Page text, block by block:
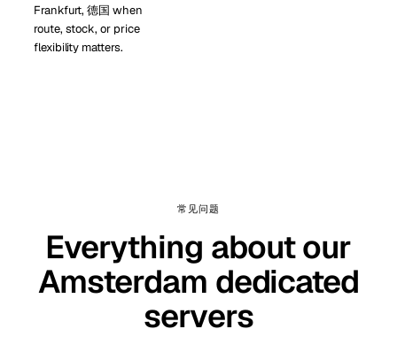
Frankfurt, 德国 when
route, stock, or price
flexibility matters.
常见问题
Everything about our
Amsterdam dedicated
servers